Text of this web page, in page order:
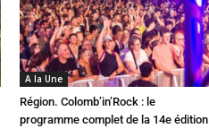
A la Une
Région. Colomb’in’Rock : le
programme complet de la 14e édition